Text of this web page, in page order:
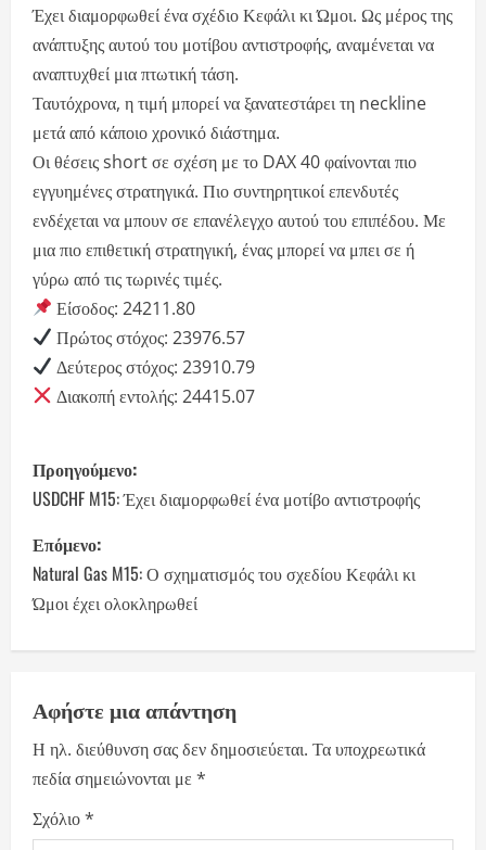
Έχει διαμορφωθεί ένα σχέδιο Κεφάλι κι Ώμοι. Ως μέρος της
ανάπτυξης αυτού του μοτίβου αντιστροφής, αναμένεται να
αναπτυχθεί μια πτωτική τάση.
Ταυτόχρονα, η τιμή μπορεί να ξανατεστάρει τη neckline
μετά από κάποιο χρονικό διάστημα.
Οι θέσεις short σε σχέση με το DAX 40 φαίνονται πιο
εγγυημένες στρατηγικά. Πιο συντηρητικοί επενδυτές
ενδέχεται να μπουν σε επανέλεγχο αυτού του επιπέδου. Με
μια πιο επιθετική στρατηγική, ένας μπορεί να μπει σε ή
γύρω από τις τωρινές τιμές.
Είσοδος: 24211.80
Πρώτος στόχος: 23976.57
Δεύτερος στόχος: 23910.79
Διακοπή εντολής: 24415.07
P
o
s
t
n
v
i
g
Προηγούμενο:
USDCHF M15: Έχει διαμορφωθεί ένα μοτίβο αντιστροφής
Επόμενο:
Natural Gas M15: Ο σχηματισμός του σχεδίου Κεφάλι κι
Ώμοι έχει ολοκληρωθεί
Αφήστε μια απάντηση
Η ηλ. διεύθυνση σας δεν δημοσιεύεται. Τα υποχρεωτικά
πεδία σημειώνονται με *
Σχόλιο*